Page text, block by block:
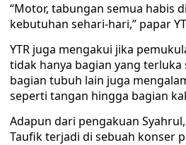
“Motor, tabungan semua habis
kebutuhan sehari-hari,” papar
YTR juga mengakui jika
tidak hanya bagian yang terluka
bagian tubuh lain juga
seperti tangan hingga bagian
Adapun dari pengakuan
Taufik terjadi di sebuah konser